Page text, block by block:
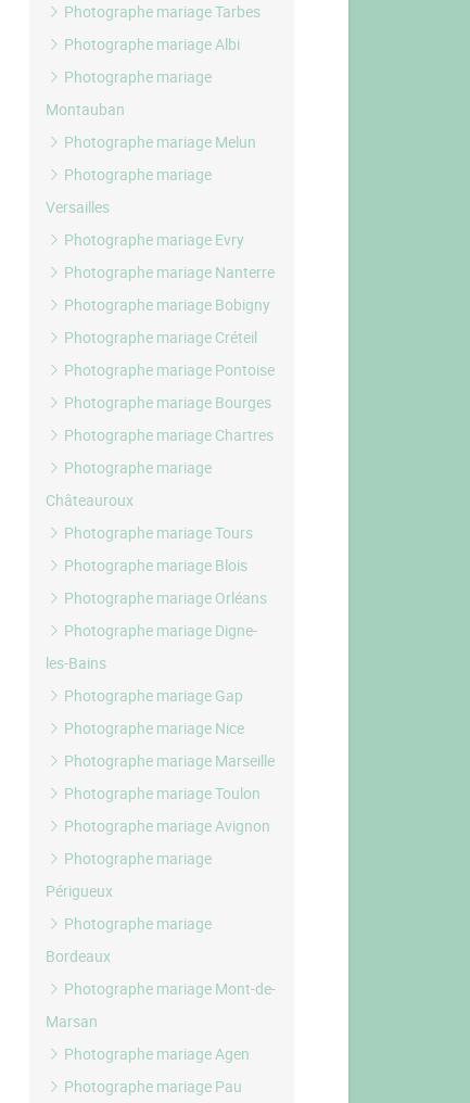
Photographe mariage Tarbes
Photographe mariage Albi
Photographe mariage
Montauban
Photographe mariage Melun
Photographe mariage
Versailles
Photographe mariage Evry
Photographe mariage Nanterre
Photographe mariage Bobigny
Photographe mariage Créteil
Photographe mariage Pontoise
Photographe mariage Bourges
Photographe mariage Chartres
Photographe mariage
Châteauroux
Photographe mariage Tours
Photographe mariage Blois
Photographe mariage Orléans
Photographe mariage Digne-
les-Bains
Photographe mariage Gap
Photographe mariage Nice
Photographe mariage Marseille
Photographe mariage Toulon
Photographe mariage Avignon
Photographe mariage
Périgueux
Photographe mariage
Bordeaux
Photographe mariage Mont-de-
Marsan
Photographe mariage Agen
Photographe mariage Pau